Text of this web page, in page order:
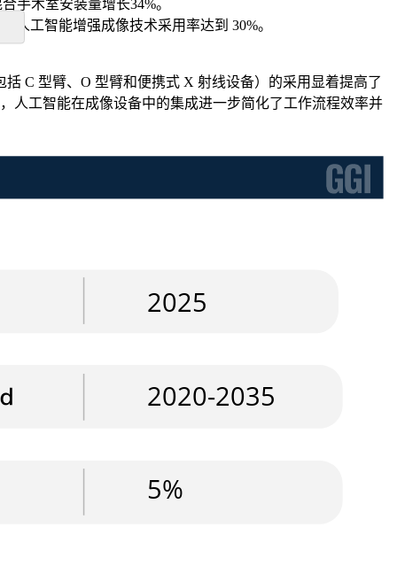
手术室安装量增长34%。
人工智能增强成像技术采用率达到 30%。
C 型臂、O 型臂和便携式 X 射线设备）的采用显着提高了
人工智能在成像设备中的集成进一步简化了工作流程效率并